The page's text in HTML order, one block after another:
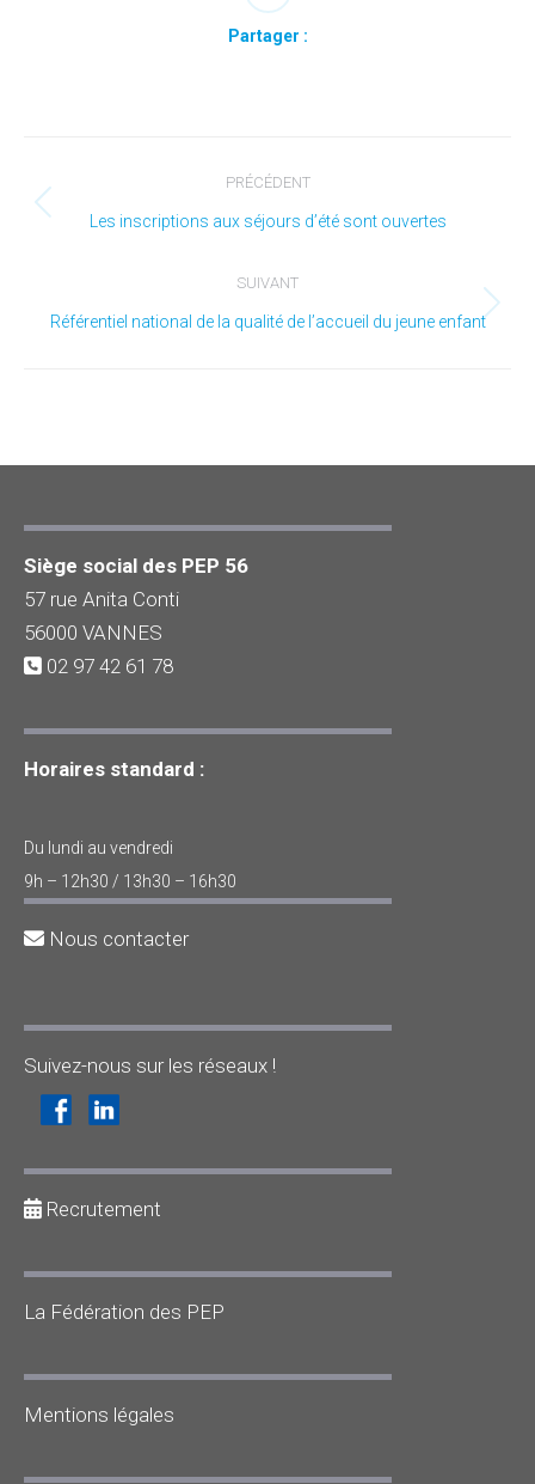
Partager :
article
PRÉCÉDENT
Article
:
Les inscriptions aux séjours d’été sont ouvertes
SUIVANT
Article
Référentiel national de la qualité de l’accueil du jeune enfant
Siège social des PEP 56
57 rue Anita Conti
56000 VANNES
02 97 42 61 78
Horaires standard :
Du lundi au vendredi
9h – 12h30 / 13h30 – 16h30
Nous contacter
Suivez-nous sur les réseaux !
Recrutement
La Fédération des PEP
Mentions légales